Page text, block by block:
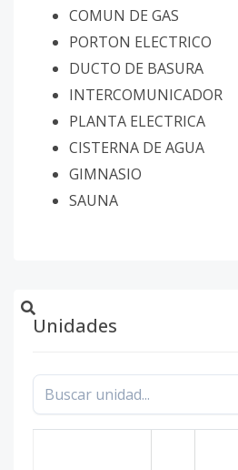
COMUN DE GAS
PORTON ELECTRICO
DUCTO DE BASURA
INTERCOMUNICADOR
PLANTA ELECTRICA
CISTERNA DE AGUA
GIMNASIO
SAUNA
Unidades